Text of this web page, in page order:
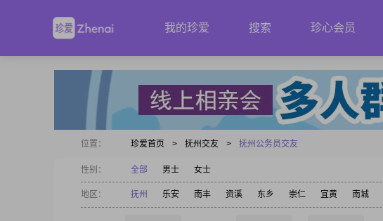
我的珍爱 搜索 珍心会员
位置： 珍爱首页 > 抚州交友 > 抚州公务员交友
性别： 全部 男士 女士
地区： 抚州 乐安 南丰 资溪 东乡 崇仁 宜黄 南城